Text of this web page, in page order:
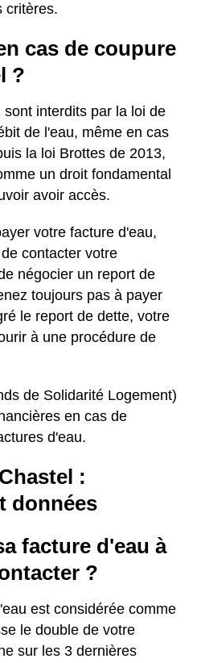
critères.
cas de coupure
?
interdits par la loi de
de l'eau, même en cas
la loi Brottes de 2013,
un droit fondamental
avoir accès.
votre facture d'eau,
contacter votre
négocier un report de
toujours pas à payer
le report de dette, votre
à une procédure de
de Solidarité Logement)
en cas de
d'eau.
:
données
facture d'eau à
?
est considérée comme
le double de votre
sur les 3 dernières